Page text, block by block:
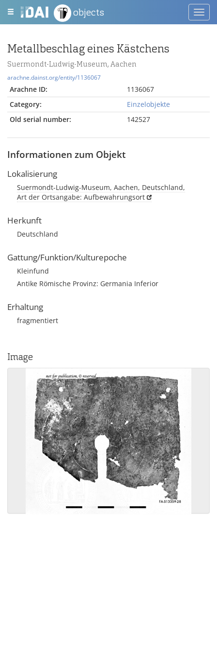
objects
Metallbeschlag eines Kästchens
Suermondt-Ludwig-Museum, Aachen
arachne.dainst.org/entity/1136067
Arachne ID:
1136067
Category:
Einzelobjekte
Old serial number:
142527
Informationen zum Objekt
Lokalisierung
Suermondt-Ludwig-Museum, Aachen, Deutschland,
Art der Ortsangabe: Aufbewahrungsort
Herkunft
Deutschland
Gattung/Funktion/Kulturepoche
Kleinfund
Antike Römische Provinz: Germania Inferior
Erhaltung
fragmentiert
Image